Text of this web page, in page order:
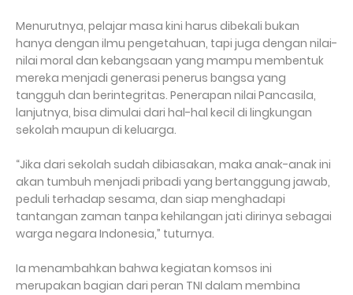
Menurutnya, pelajar masa kini harus dibekali bukan
hanya dengan ilmu pengetahuan, tapi juga dengan nilai-
nilai moral dan kebangsaan yang mampu membentuk
mereka menjadi generasi penerus bangsa yang
tangguh dan berintegritas. Penerapan nilai Pancasila,
lanjutnya, bisa dimulai dari hal-hal kecil di lingkungan
sekolah maupun di keluarga.
“Jika dari sekolah sudah dibiasakan, maka anak-anak ini
akan tumbuh menjadi pribadi yang bertanggung jawab,
peduli terhadap sesama, dan siap menghadapi
tantangan zaman tanpa kehilangan jati dirinya sebagai
warga negara Indonesia,” tuturnya.
Ia menambahkan bahwa kegiatan komsos ini
merupakan bagian dari peran TNI dalam membina